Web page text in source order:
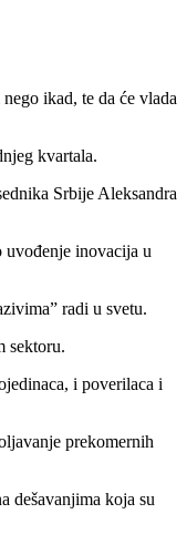
ikad, te da će vlada
kvartala.
Srbije Aleksandra
uvođenje inovacija u
radi u svetu.
sektoru.
i poverilaca i
prekomernih
dešavanjima koja su